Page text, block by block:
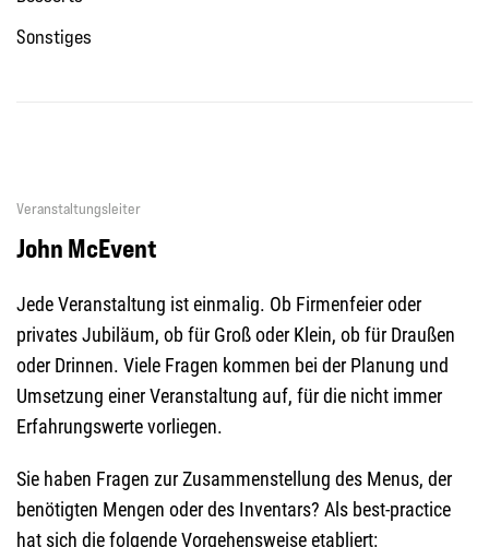
Sonstiges
Veranstaltungsleiter
John McEvent
Jede Veranstaltung ist einmalig. Ob Firmenfeier oder
privates Jubiläum, ob für Groß oder Klein, ob für Draußen
oder Drinnen. Viele Fragen kommen bei der Planung und
Umsetzung einer Veranstaltung auf, für die nicht immer
Erfahrungswerte vorliegen.
Sie haben Fragen zur Zusammenstellung des Menus, der
benötigten Mengen oder des Inventars? Als best-practice
hat sich die folgende Vorgehensweise etabliert: